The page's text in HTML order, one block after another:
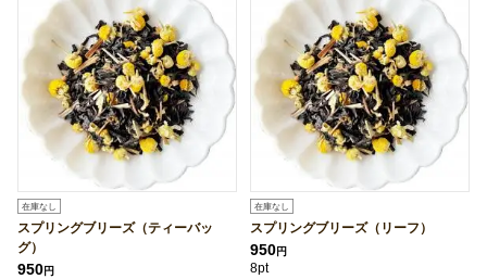
在庫なし
スプリングブリーズ（ティーバッ
グ）
950円
在庫なし
スプリングブリーズ（リーフ）
950円
8pt